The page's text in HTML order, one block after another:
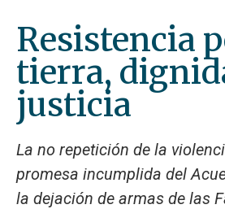
Resistencia
tierra,
justicia
La no repetición de la
promesa incumplida del
la dejación de armas de las